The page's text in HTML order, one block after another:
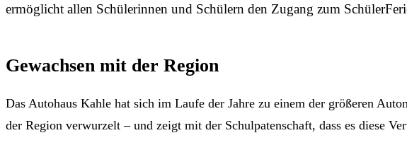
ermöglicht allen Schülerinnen und Schülern den Zugang zum
Gewachsen mit der Region
Das Autohaus Kahle hat sich im Laufe der Jahre zu einem der größeren
der Region verwurzelt – und zeigt mit der Schulpatenschaft, dass es diese